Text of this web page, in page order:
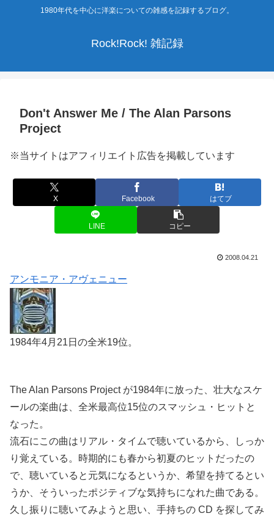
1980年代を中心に洋楽についての雑感を記録するブログ。
Rock!Rock! 雑記録
Don't Answer Me / The Alan Parsons
Project
※当サイトはアフィリエイト広告を掲載しています
X Facebook はてブ
LINE コピー
2008.04.21
アンモニア・アヴェニュー
1984年4月21日の全米19位。
The Alan Parsons Project が1984年に放った、壮大なスケ
ールの楽曲は、全米最高位15位のスマッシュ・ヒットと
なった。
流石にこの曲はリアル・タイムで聴いているから、しっか
り覚えている。時期的にも春から初夏のヒットだったの
で、聴いていると元気になるというか、希望を持てるとい
うか、そういったポジティブな気持ちになれた曲である。
久し振りに聴いてみようと思い、手持ちの CD を探してみ